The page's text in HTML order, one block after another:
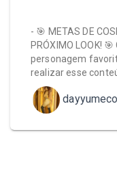
- 🎯 METAS DE
PRÓXIMO LOOK!
personagem
realizar esse